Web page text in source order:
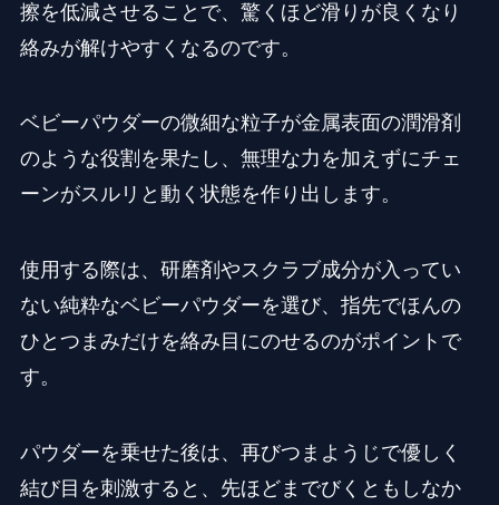
擦を低減させることで、驚くほど滑りが良くなり
絡みが解けやすくなるのです。
ベビーパウダーの微細な粒子が金属表面の潤滑剤
のような役割を果たし、無理な力を加えずにチェ
ーンがスルリと動く状態を作り出します。
使用する際は、研磨剤やスクラブ成分が入ってい
ない純粋なベビーパウダーを選び、指先でほんの
ひとつまみだけを絡み目にのせるのがポイントで
す。
パウダーを乗せた後は、再びつまようじで優しく
結び目を刺激すると、先ほどまでびくともしなか